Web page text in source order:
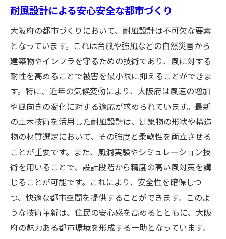
耐風設計による安心安全な都市づくり
大阪府の都市づくりにおいて、耐風設計は不可欠な要素
となっています。これは台風や強風などの自然災害から
建築物やインフラを守るための技術であり、風に対する
耐性を高めることで被害を最小限に抑えることができま
す。特に、近年の気候変動により、大阪府は風速の増加
や風向きの変化に対する適応が求められています。最新
の土木技術を活用した耐風設計は、建築物の形状や構造
物の材質選定において、その強度と柔軟性を両立させる
ことが重要です。また、風洞実験やシミュレーション技
術を用いることで、設計段階から精度の高い風対策を講
じることが可能です。これにより、安全性を確保しつ
つ、快適な都市空間を提供することができます。このよ
うな技術革新は、住民の安心感を高めるとともに、大阪
府の魅力ある都市環境を形成する一助となっています。